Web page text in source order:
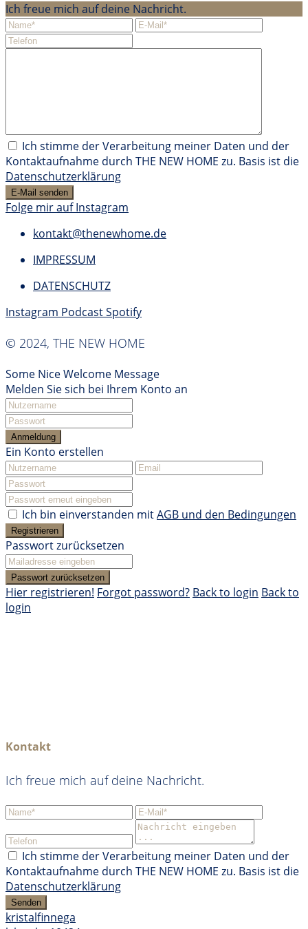
Ich freue mich auf deine Nachricht.
Ich stimme der Verarbeitung meiner Daten und der
Kontaktaufnahme durch THE NEW HOME zu. Basis ist die
Datenschutzerklärung
Folge mir auf Instagram
kontakt@thenewhome.de
IMPRESSUM
DATENSCHUTZ
Instagram PodcastSpotify
© 2024, THE NEW HOME
Some Nice Welcome Message
Melden Sie sich bei Ihrem Konto an
Anmeldung
Ein Konto erstellen
Ich bin einverstanden mitAGB und den Bedingungen
Registrieren
Passwort zurücksetzen
Passwort zurücksetzen
Hier registrieren! Forgot password? Back to login Back to
login
Kontakt
Ich freue mich auf deine Nachricht.
Ich stimme der Verarbeitung meiner Daten und der
Kontaktaufnahme durch THE NEW HOME zu. Basis ist die
Datenschutzerklärung
Senden
kristalfinnega